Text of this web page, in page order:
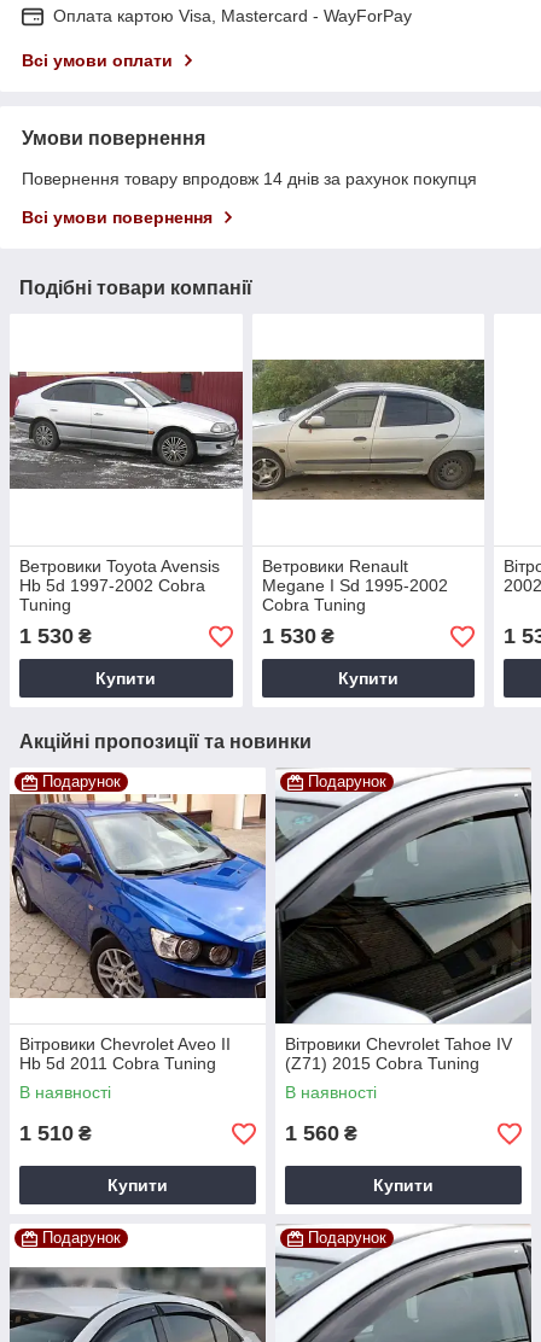
Оплата картою Visa, Mastercard - WayForPay
Всі умови оплати
Умови повернення
Повернення товару впродовж 14 днів за рахунок покупця
Всі умови повернення
Подібні товари компанії
Ветровики Toyota Avensis
Hb 5d 1997-2002 Cobra
Tuning
1 530 ₴
Купити
Ветровики Renault
Megane I Sd 1995-2002
Cobra Tuning
1 530₴
Купити
1
Акційні пропозиції та новинки
Подарунок
Вітровики Chevrolet Aveo II
Hb 5d 2011 Cobra Tuning
В наявності
1 510 ₴
Купити
Подарунок
Вітровики Chevrolet Tahoe IV
(Z71) 2015 Cobra Tuning
В наявності
1 560 ₴
Купити
Подарунок Подарунок